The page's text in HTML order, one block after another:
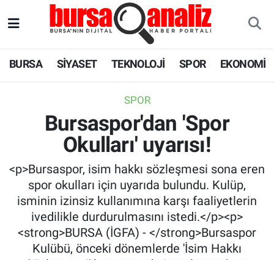
BURSA SİYASET TEKNOLOJİ SPOR EKONOMİ
SPOR
Bursaspor'dan 'Spor
Okulları' uyarısı!
<p>Bursaspor, isim hakkı sözleşmesi sona eren
spor okulları için uyarıda bulundu. Kulüp,
isminin izinsiz kullanımına karşı faaliyetlerin
ivedilikle durdurulmasını istedi.</p><p>
<strong>BURSA (İGFA) - </strong>Bursaspor
Kulübü, önceki dönemlerde 'İsim Hakkı
EKONOMİ
SAĞLIK
ASTROLOJİ
Süper Lig Puan Durumu ve Fikstür
Tüm Manşetler
Son Dakika Haberleri
Haber Arşivi